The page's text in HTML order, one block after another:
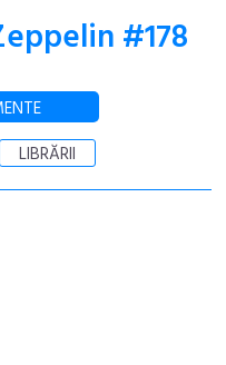
#178
LIBRĂRII